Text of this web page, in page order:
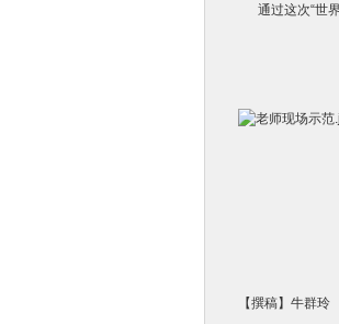
通过这次“世界
【撰稿】牛群玲